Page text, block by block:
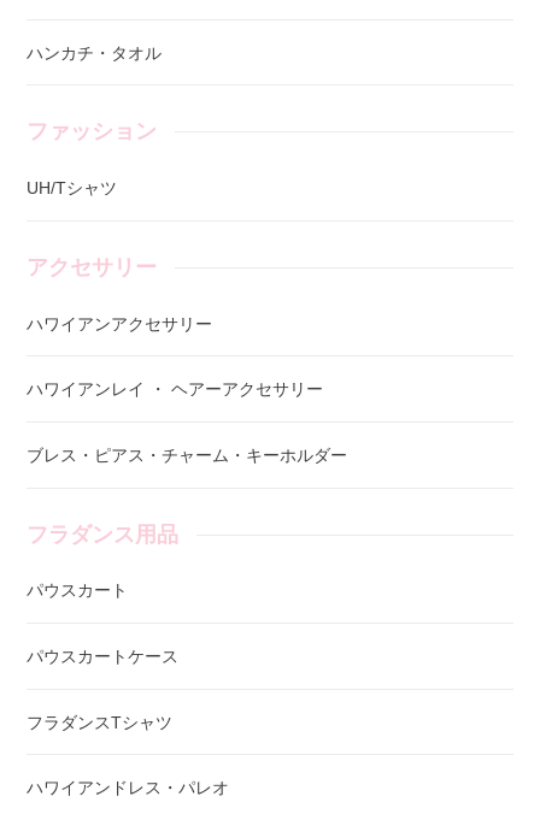
ハンカチ・タオル
ファッション
UH/Tシャツ
アクセサリー
ハワイアンアクセサリー
ハワイアンレイ ・ ヘアーアクセサリー
ブレス・ピアス・チャーム・キーホルダー
フラダンス用品
パウスカート
パウスカートケース
フラダンスTシャツ
ハワイアンドレス・パレオ